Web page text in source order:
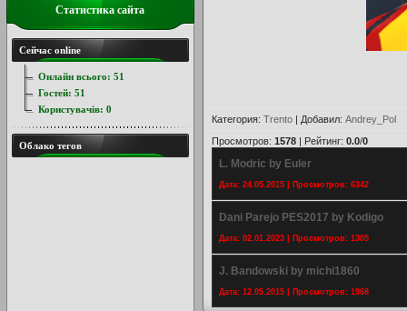
Категория: Trento | Добавил: Andrey_Pol
Просмотров: 1578 | Рейтинг: 0.0/0
L. Modric by Euler
Дата: 24.05.2015 | Просмотров: 6342
Dani Parejo PES2017 by Kodigo
Дата: 02.01.2023 | Просмотров: 1305
J. Bandowski by michi1860
Дата: 12.05.2015 | Просмотров: 1968
Статистика сайта
Сейчас online
Онлайн всього: 51
Гостей: 51
Користувачів: 0
Облако тегов